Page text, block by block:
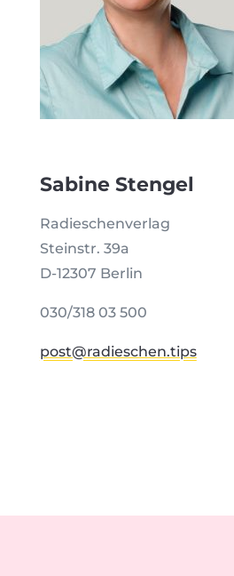
Sabine Stengel
Radieschenverlag
Steinstr. 39a
D-12307 Berlin
030/318 03 500
post@radieschen.tips